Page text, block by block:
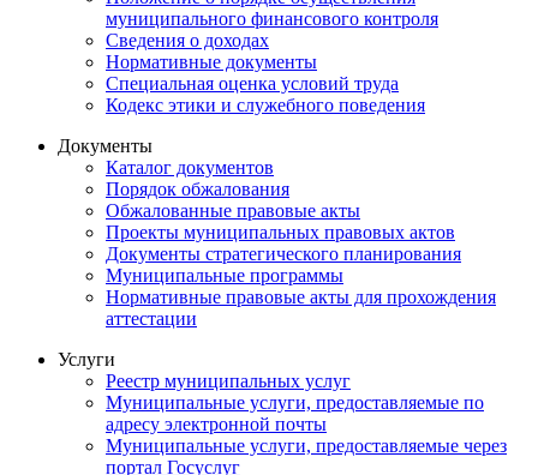
муниципального финансового контроля
Сведения о доходах
Нормативные документы
Специальная оценка условий труда
Кодекс этики и служебного поведения
Документы
Каталог документов
Порядок обжалования
Обжалованные правовые акты
Проекты муниципальных правовых актов
Документы стратегического планирования
Муниципальные программы
Нормативные правовые акты для прохождения
аттестации
Услуги
Реестр муниципальных услуг
Муниципальные услуги, предоставляемые по
адресу электронной почты
Муниципальные услуги, предоставляемые через
портал Госуслуг